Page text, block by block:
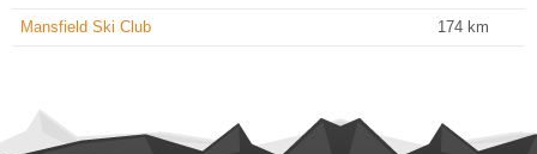
Mansfield Ski Club 174 km